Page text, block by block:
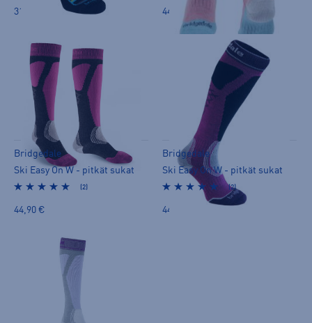
31,90 € 44,90 €
Bridgedale
Ski Easy On W - pitkät sukat
(2)
44,90 €
Bridgedale
Ski Easy On W - pitkät sukat
(2)
44,90 €